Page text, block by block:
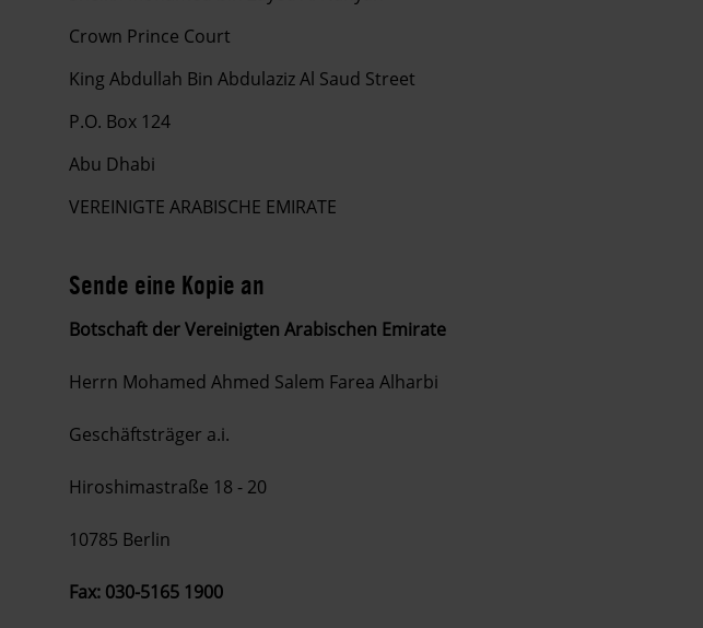
Crown Prince Court
King Abdullah Bin Abdulaziz Al Saud Street
P.O. Box 124
Abu Dhabi
VEREINIGTE ARABISCHE EMIRATE
Sende eine Kopie an
Botschaft der Vereinigten Arabischen Emirate
Herrn Mohamed Ahmed Salem Farea Alharbi
Geschäftsträger a.i.
Hiroshimastraße 18 - 20
10785 Berlin
Fax: 030-5165 1900